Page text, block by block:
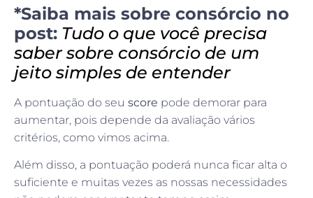
*Saiba mais sobre consórcio no
post: Tudo o que você precisa
saber sobre consórcio de um
jeito simples de entender
A pontuação do seu score pode demorar para
aumentar, pois depende da avaliação vários
critérios, como vimos acima.
Além disso, a pontuação poderá nunca ficar alta o
suficiente e muitas vezes as nossas necessidades